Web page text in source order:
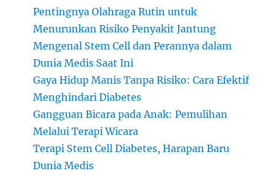
Pentingnya Olahraga Rutin untuk
Menurunkan Risiko Penyakit Jantung
Mengenal Stem Cell dan Perannya dalam
Dunia Medis Saat Ini
Gaya Hidup Manis Tanpa Risiko: Cara Efektif
Menghindari Diabetes
Gangguan Bicara pada Anak: Pemulihan
Melalui Terapi Wicara
Terapi Stem Cell Diabetes, Harapan Baru
Dunia Medis